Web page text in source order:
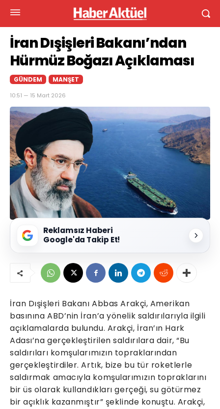
İran Dışişleri Bakanı’ndan
Hürmüz Boğazı Açıklaması
GÜNDEM MANŞET
10:51 — 15 Mart 2026
Reklamsız Haberi
Google'da Takip Et!
İran Dışişleri Bakanı Abbas Arakçi, Amerikan
basınına ABD’nin İran’a yönelik saldırılarıyla ilgili
açıklamalarda bulundu. Arakçi, İran’ın Hark
Adası’na gerçekleştirilen saldırılara dair, “Bu
saldırıları komşularımızın topraklarından
gerçekleştirdiler. Artık, bize bu tür roketlerle
saldırmak amacıyla komşularımızın topraklarını
bir üs olarak kullandıkları gerçeği, su götürmez
bir açıklık kazanmıştır” şeklinde konuştu. Arakçi,